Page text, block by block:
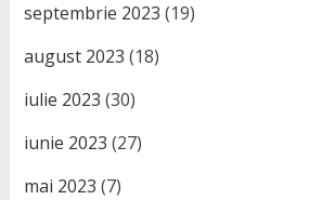
septembrie 2023 (19)
august 2023 (18)
iulie 2023 (30)
iunie 2023 (27)
mai 2023 (7)